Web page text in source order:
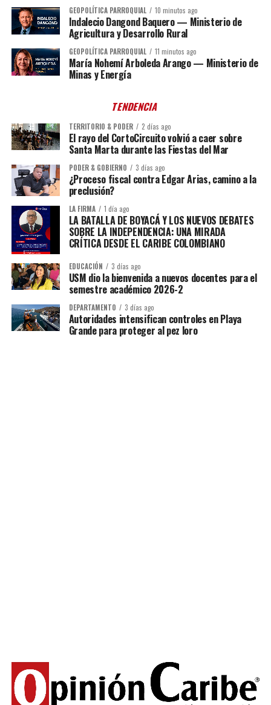
GEOPOLÍTICA PARROQUIAL 10 minutos ago
Indalecio Dangond Baquero — Ministerio de
Agricultura y Desarrollo Rural
GEOPOLÍTICA PARROQUIAL 11 minutos ago
María Nohemí Arboleda Arango — Ministerio de
Minas y Energía
TENDENCIA
TERRITORIO & PODER 2 días ago
El rayo del CortoCircuito volvió a caer sobre
Santa Marta durante las Fiestas del Mar
PODER & GOBIERNO 3 días ago
¿Proceso fiscal contra Edgar Arias, camino a la
preclusión?
LA FIRMA 1 día ago
LA BATALLA DE BOYACÁ Y LOS NUEVOS DEBATES
SOBRE LA INDEPENDENCIA: UNA MIRADA
CRÍTICA DESDE EL CARIBE COLOMBIANO
EDUCACIÓN 3 días ago
USM dio la bienvenida a nuevos docentes para el
semestre académico 2026-2
DEPARTAMENTO 3 días ago
Autoridades intensifican controles en Playa
Grande para proteger al pez loro